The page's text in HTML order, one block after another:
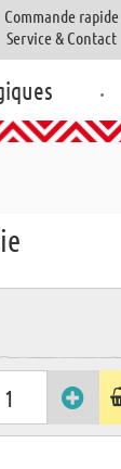
Commande rapide
Service & Contact
.